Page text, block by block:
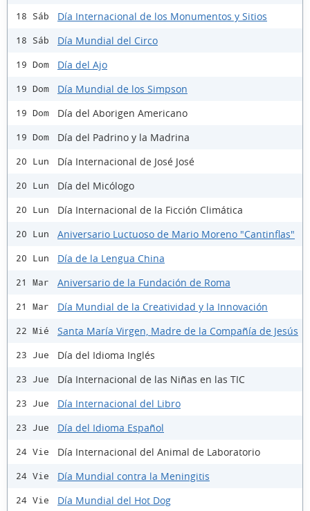
18 Sáb Día Internacional de los Monumentos y Sitios
18 Sáb Día Mundial del Circo
19 Dom Día del Ajo
19 Dom Día Mundial de los Simpson
19 Dom Día del Aborigen Americano
19 Dom Día del Padrino y la Madrina
20 Lun Día Internacional de José José
20 Lun Día del Micólogo
20 Lun Día Internacional de la Ficción Climática
20 Lun Aniversario Luctuoso de Mario Moreno "Cantinflas"
20 Lun Día de la Lengua China
21 Mar Aniversario de la Fundación de Roma
21 Mar Día Mundial de la Creatividad y la Innovación
22 Mié Santa María Virgen, Madre de la Compañía de Jesús
23 Jue Día del Idioma Inglés
23 Jue Día Internacional de las Niñas en las TIC
23 Jue Día Internacional del Libro
23 Jue Día del Idioma Español
24 Vie Día Internacional del Animal de Laboratorio
24 Vie Día Mundial contra la Meningitis
24 Vie Día Mundial del Hot Dog